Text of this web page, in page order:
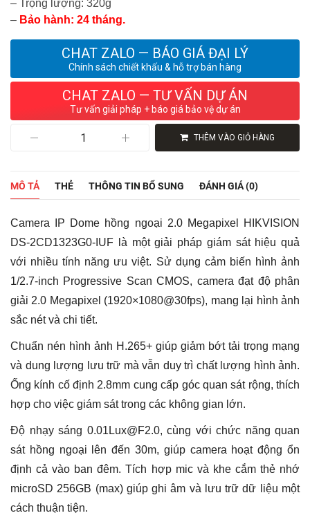
– Trọng lượng: 320g
– Bảo hành: 24 tháng.
CHAT ZALO — BÁO GIÁ ĐẠI LÝ
Chính sách chiết khấu & hỗ trợ bán hàng
CHAT ZALO — TƯ VẤN DỰ ÁN
Tư vấn giải pháp + báo giá bảo vệ dự án
ngoại
2.0
HIKVISION
DS-
2CD1323G0-
IUF
số
lượng
THÊM VÀO GIỎ HÀNG
MÔ TẢ THẺ THÔNG TIN BỔ SUNG ĐÁNH GIÁ (0)
Camera IP Dome hồng ngoại 2.0 Megapixel HIKVISION
DS-2CD1323G0-IUF là một giải pháp giám sát hiệu quả
với nhiều tính năng ưu việt. Sử dụng cảm biến hình ảnh
1/2.7-inch Progressive Scan CMOS, camera đạt độ phân
giải 2.0 Megapixel (1920×1080@30fps), mang lại hình ảnh
sắc nét và chi tiết.
Chuẩn nén hình ảnh H.265+ giúp giảm bớt tải trọng mạng
và dung lượng lưu trữ mà vẫn duy trì chất lượng hình ảnh.
Ống kính cố định 2.8mm cung cấp góc quan sát rộng, thích
hợp cho việc giám sát trong các không gian lớn.
Độ nhạy sáng 0.01Lux@F2.0, cùng với chức năng quan
sát hồng ngoại lên đến 30m, giúp camera hoạt động ổn
định cả vào ban đêm. Tích hợp mic và khe cắm thẻ nhớ
microSD 256GB (max) giúp ghi âm và lưu trữ dữ liệu một
cách thuận tiện.